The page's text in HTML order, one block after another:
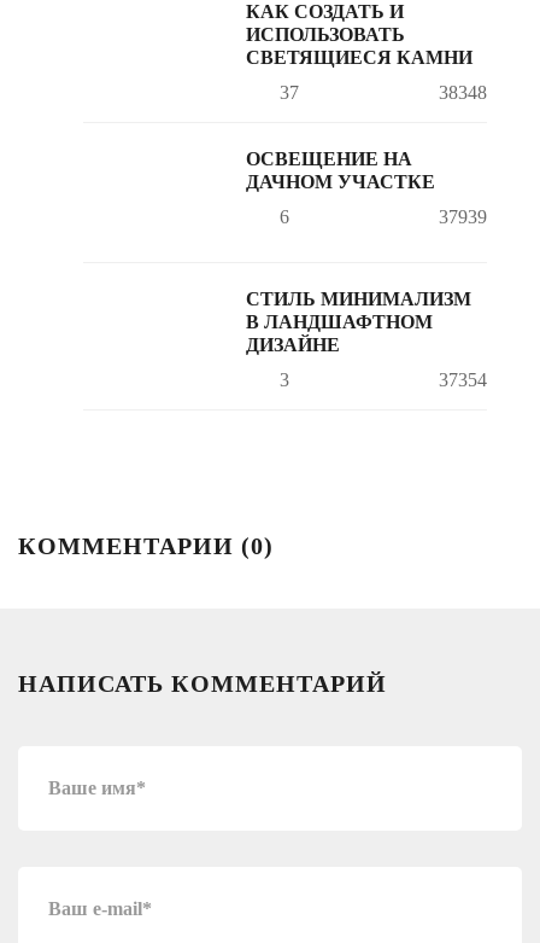
КАК СОЗДАТЬ И
ИСПОЛЬЗОВАТЬ
СВЕТЯЩИЕСЯ КАМНИ
37
38348
ОСВЕЩЕНИЕ НА
ДАЧНОМ УЧАСТКЕ
6
37939
СТИЛЬ МИНИМАЛИЗМ
В ЛАНДШАФТНОМ
ДИЗАЙНЕ
3
37354
КОММЕНТАРИИ (0)
НАПИСАТЬ КОММЕНТАРИЙ